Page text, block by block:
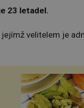
23 letadel.
velitelem je